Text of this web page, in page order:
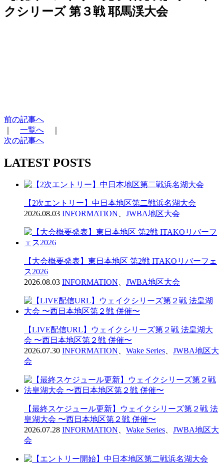
クシリーズ 第３戦 耶馬渓大会
前の記事へ
一覧へ
次の記事へ
LATEST POSTS
【2次エントリー】中日本地区第二戦浜名湖大会
2026.08.03 INFORMATION JWBA地区大会
【大会概要発表】東日本地区 第2戦 ITAKOリバーフェ
ス2026
2026.08.03 INFORMATION JWBA地区大会
【LIVE配信URL】ウェイクシリーズ第２戦 法皇湖大
会 〜西日本地区第２戦 併催〜
2026.07.30 INFORMATION Wake Series
JWBA地区大
会
【最終スケジュール更新】ウェイクシリーズ第２戦 法
皇湖大会 〜西日本地区第２戦 併催〜
2026.07.28 INFORMATION Wake Series
JWBA地区大
会